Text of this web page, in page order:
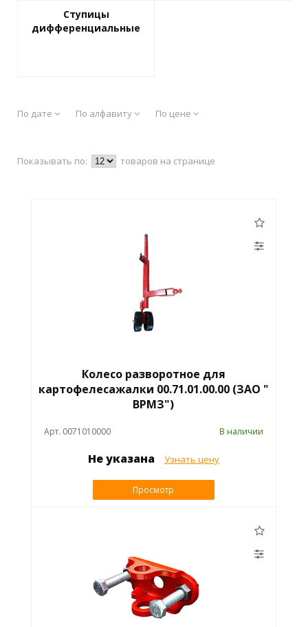
Ступицы
дифференциальные
По дате По алфавиту По цене
Показывать по: товаров на странице
Колесо разворотное для
картофелесажалки 00.71.01.00.00 (ЗАО "
ВРМЗ")
Арт. 0071010000 В наличии
Не указана Узнать цену
Просмотр